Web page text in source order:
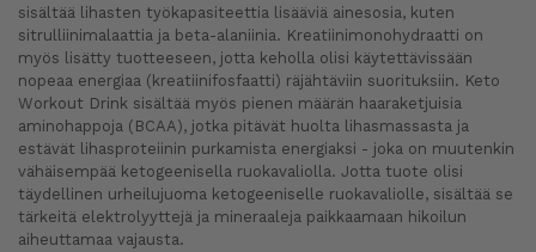
sisältää lihasten työkapasiteettia lisääviä ainesosia, kuten
sitrulliinimalaattia ja beta-alaniinia. Kreatiinimonohydraatti on
myös lisätty tuotteeseen, jotta keholla olisi käytettävissään
nopeaa energiaa (kreatiinifosfaatti) räjähtäviin suorituksiin. Keto
Workout Drink sisältää myös pienen määrän haaraketjuisia
aminohappoja (BCAA), jotka pitävät huolta lihasmassasta ja
estävät lihasproteiinin purkamista energiaksi - joka on muutenkin
vähäisempää ketogeenisella ruokavaliolla. Jotta tuote olisi
täydellinen urheilujuoma ketogeeniselle ruokavaliolle, sisältää se
tärkeitä elektrolyyttejä ja mineraaleja paikkaamaan hikoilun
aiheuttamaa vajausta.